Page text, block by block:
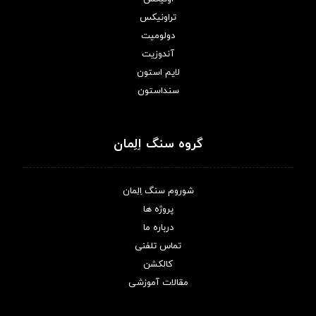
تراونیکس
دولومیت
آندوزیت
لایم استون
سنداستون
گروه سنگ اِلِمان
شوروم سنگ اِلِمان
پروژه ها
درباره ما
تماس تلفنی
کالکشن
مقالات آموزشی